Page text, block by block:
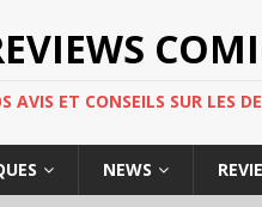
ET CONSEILS SUR LES
NEWS